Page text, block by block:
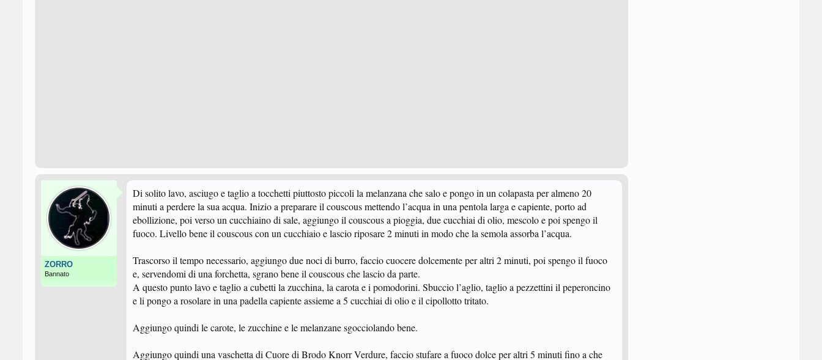
ZORRO
Bannato
Di solito lavo, asciugo e taglio a tocchetti piuttosto piccoli la melanzana che salo e pongo in un colapasta per almeno 20
minuti a perdere la sua acqua. Inizio a preparare il couscous mettendo l’acqua in una pentola larga e capiente, porto ad
ebollizione, poi verso un cucchiaino di sale, aggiungo il couscous a pioggia, due cucchiai di olio, mescolo e poi spengo il
fuoco. Livello bene il couscous con un cucchiaio e lascio riposare 2 minuti in modo che la semola assorba l’acqua.
Trascorso il tempo necessario, aggiungo due noci di burro, faccio cuocere dolcemente per altri 2 minuti, poi spengo il fuoco
e, servendomi di una forchetta, sgrano bene il couscous che lascio da parte.
A questo punto lavo e taglio a cubetti la zucchina, la carota e i pomodorini. Sbuccio l’aglio, taglio a pezzettini il peperoncino
e li pongo a rosolare in una padella capiente assieme a 5 cucchiai di olio e il cipollotto tritato.
Aggiungo quindi le carote, le zucchine e le melanzane sgocciolando bene.
Aggiungo quindi una vaschetta di Cuore di Brodo Knorr Verdure, faccio stufare a fuoco dolce per altri 5 minuti fino a che